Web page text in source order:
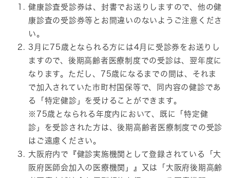
健康診査受診券は、封書でお送りしますので、他の健
康診査の受診券等とお間違いのないようご注意くださ
い。
3月に75歳となられる方には4月に受診券をお送りし
ますので、後期高齢者医療制度での受診は、翌年度に
なります。ただし、75歳になるまでの間は、それま
で加入されていた市町村国保等で、同内容の健診であ
る「特定健診」を受けることができます。
※75歳となられる年度内において、既に「特定健
診」を受診された方は、後期高齢者医療制度での受診
はご遠慮ください。
大阪府内で『健診実施機関として登録されている「大
阪府医師会加入の医療機関」』又は「大阪府後期高齢